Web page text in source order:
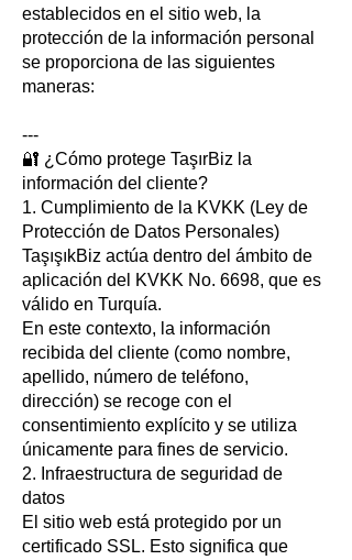
establecidos en el sitio web, la
protección de la información personal
se proporciona de las siguientes
maneras:
---
🔐 ¿Cómo protege TaşırBiz la
información del cliente?
1. Cumplimiento de la KVKK (Ley de
Protección de Datos Personales)
TaşışıkBiz actúa dentro del ámbito de
aplicación del KVKK No. 6698, que es
válido en Turquía.
En este contexto, la información
recibida del cliente (como nombre,
apellido, número de teléfono,
dirección) se recoge con el
consentimiento explícito y se utiliza
únicamente para fines de servicio.
2. Infraestructura de seguridad de
datos
El sitio web está protegido por un
certificado SSL. Esto significa que